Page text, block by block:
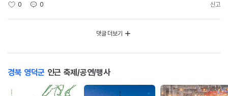
0 0 신고
댓글 더보기
경북 영덕군 인근 축제/공연/행사